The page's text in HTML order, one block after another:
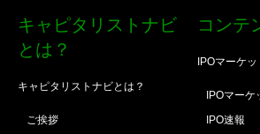
キャピタリストナビ
とは？
キャピタリストナビとは？
ご挨拶
コンテ
IPOマーケッ
IPOマーケ
IPO速報